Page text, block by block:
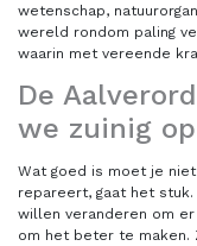
wetenschap,
wereld rondom paling
waarin met vereende
De
we zuinig
Wat goed is moet je
repareert, gaat het
willen veranderen om
om het beter te maken.